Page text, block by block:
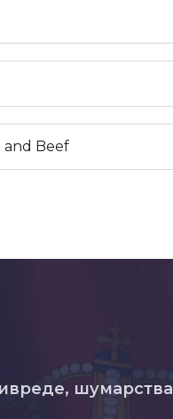
and Beef
шумарства